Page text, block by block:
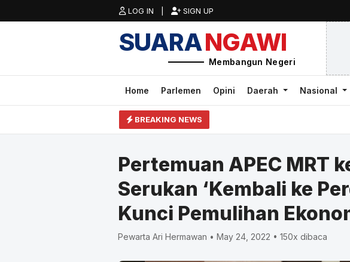
LOG IN | SIGN UP
SUARANGAWI
Membangun Negeri
Home Parlemen Opini Daerah Nasional
BREAKING NEWS
Pertemuan APEC MRT
Serukan ‘Kembali ke
Kunci Pemulihan
Pewarta Ari Hermawan • May 24, 2022 • 150x dibaca